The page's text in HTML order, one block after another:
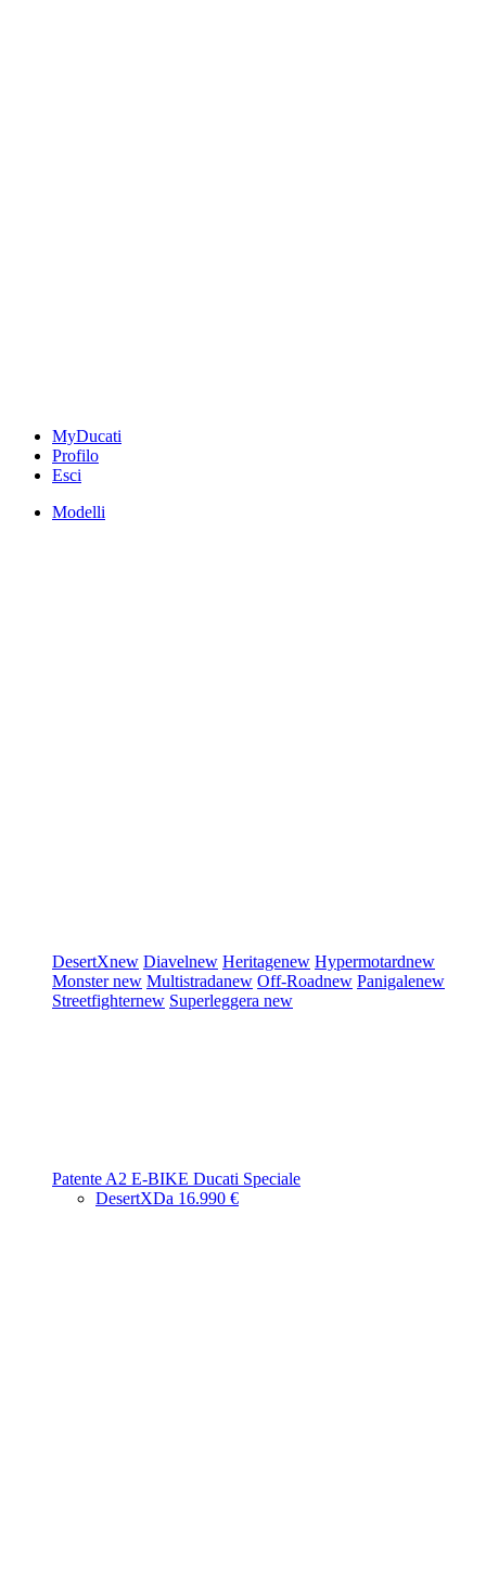
MyDucati
Profilo
Esci
Modelli
DesertXnew Diavelnew Heritagenew Hypermotardnew
Monsternew Multistradanew Off-Roadnew Panigalenew
Streetfighternew Superleggera new
Patente A2 E-BIKE Ducati Speciale
DesertXDa 16.990 €